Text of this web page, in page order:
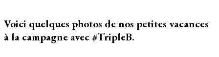
Voici quelques photos de nos petites vacances
à la campagne avec #TripleB.